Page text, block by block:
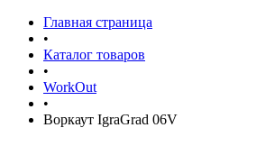
Главная страница
•
Каталог товаров
•
WorkOut
•
Воркаут IgraGrad 06V